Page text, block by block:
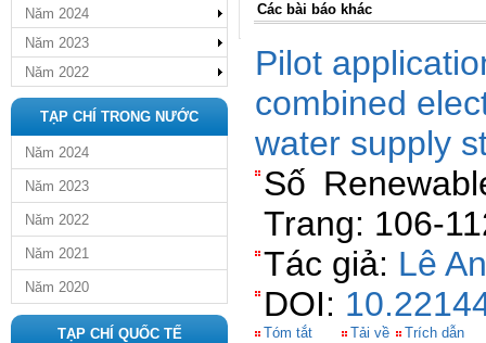
Năm 2024
Năm 2023
Năm 2022
TẠP CHÍ TRONG NƯỚC
Năm 2024
Năm 2023
Năm 2022
Năm 2021
Năm 2020
TẠP CHÍ QUỐC TẾ
Các bài báo khác
Pilot
combined
water supply
Số
Trang: 106-
Tác giả: Lê
DOI:
Tóm tắt Tải về Trích dẫn